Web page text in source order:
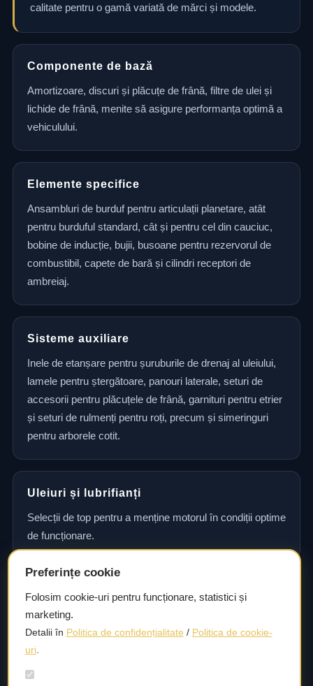
calitate pentru o gamă variată de mărci și modele.
Componente de bază
Amortizoare, discuri și plăcuțe de frână, filtre de ulei și
lichide de frână, menite să asigure performanța optimă a
vehiculului.
Elemente specifice
Ansambluri de burduf pentru articulații planetare, atât
pentru burduful standard, cât și pentru cel din cauciuc,
bobine de inducție, bujii, busoane pentru rezervorul de
combustibil, capete de bară și cilindri receptori de
ambreiaj.
Sisteme auxiliare
Inele de etanșare pentru șuruburile de drenaj al uleiului,
lamele pentru ștergătoare, panouri laterale, seturi de
accesorii pentru plăcuțele de frână, garnituri pentru etrier
și seturi de rulmenți pentru roți, precum și simeringuri
pentru arborele cotit.
Uleiuri și lubrifianți
Selecții de top pentru a menține motorul în condiții optime
de funcționare.
Consultanță și asistență tehnică
Consultanță și asistență tehnică pentru alegerea pieselor
potrivite și efectuarea reparațiilor sau întreținerii corecte.
Preferințe cookie
Folosim cookie-uri pentru funcționare, statistici și
marketing.
Detalii în Politica de confidențialitate / Politica de cookie-
uri.